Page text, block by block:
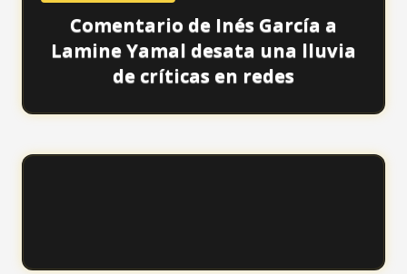
Comentario de Inés García a
Lamine Yamal desata una lluvia
de críticas en redes